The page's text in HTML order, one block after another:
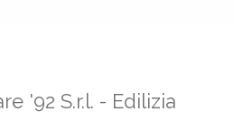
'92 S.r.l. - Edilizia